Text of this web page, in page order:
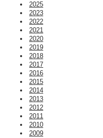
2025
2023
2022
2021
2020
2019
2018
2017
2016
2015
2014
2013
2012
2011
2010
2009